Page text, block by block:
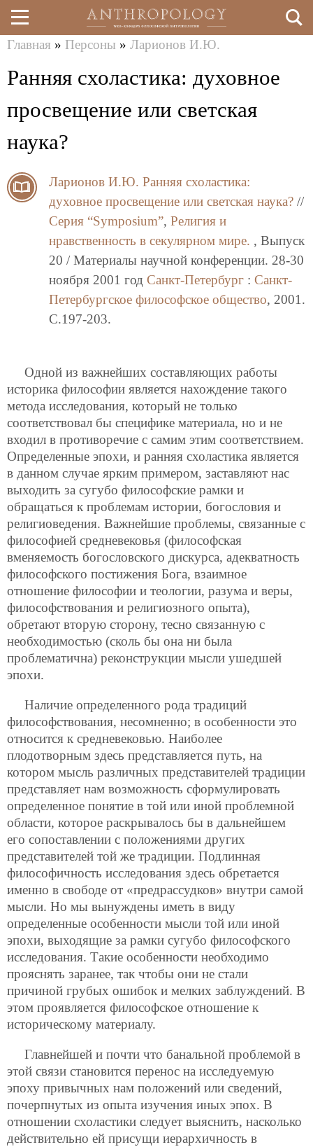
Перейти
к
здесь
Главная » Персоны » Ларионов И.Ю.
Ранняя схоластика: духовное
просвещение или светская
наука?
Ларионов И.Ю. Ранняя схоластика:
духовное просвещение или светская наука? //
Серия “Symposium”, Религия и
нравственность в секулярном мире. , Выпуск
20 / Материалы научной конференции. 28-30
ноября 2001 год Санкт-Петербург : Санкт-
Петербургское философское общество, 2001.
C.197-203.
Одной из важнейших составляющих работы
историка философии является нахождение такого
метода исследования, который не только
соответствовал бы специфике материала, но и не
входил в противоречие с самим этим соответствием.
Определенные эпохи, и ранняя схоластика является
в данном случае ярким примером, заставляют нас
выходить за сугубо философские рамки и
обращаться к проблемам истории, богословия и
религиоведения. Важнейшие проблемы, связанные с
философией средневековья (философская
вменяемость богословского дискурса, адекватность
философского постижения Бога, взаимное
отношение философии и теологии, разума и веры,
философствования и религиозного опыта),
обретают вторую сторону, тесно связанную с
необходимостью (сколь бы она ни была
проблематична) реконструкции мысли ушедшей
эпохи.
Наличие определенного рода традиций
философствования, несомненно; в особенности это
относится к средневековью. Наиболее
плодотворным здесь представляется путь, на
котором мысль различных представителей традиции
представляет нам возможность сформулировать
определенное понятие в той или иной проблемной
области, которое раскрывалось бы в дальнейшем
его сопоставлении с положениями других
представителей той же традиции. Подлинная
философичность исследования здесь обретается
именно в свободе от «предрассудков» внутри самой
мысли. Но мы вынуждены иметь в виду
определенные особенности мысли той или иной
эпохи, выходящие за рамки сугубо философского
исследования. Такие особенности необходимо
прояснять заранее, так чтобы они не стали
причиной грубых ошибок и мелких заблуждений. В
этом проявляется философское отношение к
историческому материалу.
Главнейшей и почти что банальной проблемой в
этой связи становится перенос на исследуемую
эпоху привычных нам положений или сведений,
почерпнутых из опыта изучения иных эпох. В
отношении схоластики следует выяснить, насколько
действительно ей присущи иерархичность в